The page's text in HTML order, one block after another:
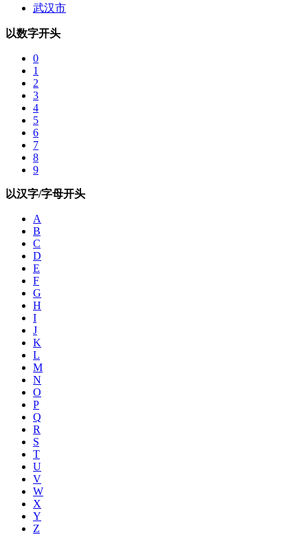
武汉市
以数字开头
0
1
2
3
4
5
6
7
8
9
以汉字/字母开头
A
B
C
D
E
F
G
H
I
J
K
L
M
N
O
P
Q
R
S
T
U
V
W
X
Y
Z